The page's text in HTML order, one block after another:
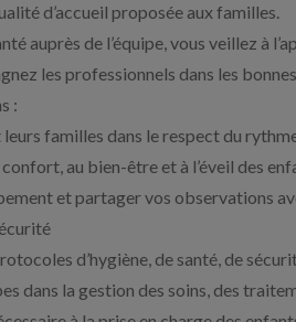
d’accueil proposée aux familles.
auprès de l’équipe, vous veillez à
les professionnels dans les
:
familles dans le respect du
au bien-être et à l’éveil des
et partager vos observations
d’hygiène, de santé, de
dans la gestion des soins, des